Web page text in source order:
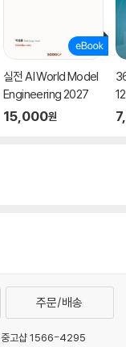
실전 AI World Model
Engineering 2027
15,000원
동
주문/배송
중고샵 1566-4295